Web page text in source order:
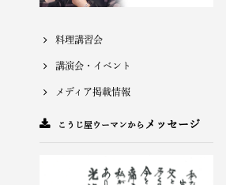
料理講習会
講演会・イベント
メディア掲載情報
こうじ屋ウーマンから メッセージ